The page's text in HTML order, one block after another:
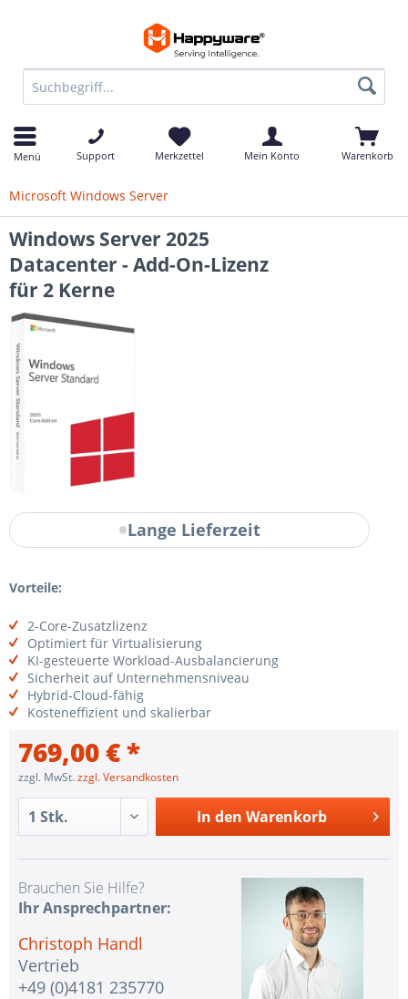
Menü Support Merkzettel Mein Konto Warenkorb
Microsoft Windows Server
Windows Server 2025
Datacenter - Add-On-Lizenz
für 2 Kerne
Lange Lieferzeit
Vorteile:
2-Core-Zusatzlizenz
Optimiert für Virtualisierung
KI-gesteuerte Workload-Ausbalancierung
Sicherheit auf Unternehmensniveau
Hybrid-Cloud-fähig
Kosteneffizient und skalierbar
769,00 € *
zzgl. MwSt.zzgl. Versandkosten
In den Warenkorb
Brauchen Sie Hilfe?
Ihr Ansprechpartner:
Christoph Handl
Vertrieb
+49 (0)4181 235770